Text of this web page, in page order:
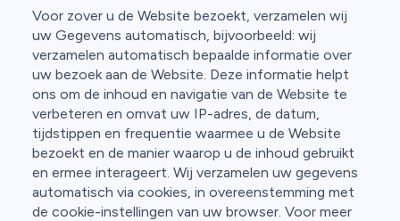
Voor zover u de Website bezoekt, verzamelen wij
uw Gegevens automatisch, bijvoorbeeld: wij
verzamelen automatisch bepaalde informatie over
uw bezoek aan de Website. Deze informatie helpt
ons om de inhoud en navigatie van de Website te
verbeteren en omvat uw IP-adres, de datum,
tijdstippen en frequentie waarmee u de Website
bezoekt en de manier waarop u de inhoud gebruikt
en ermee interageert. Wij verzamelen uw gegevens
automatisch via cookies, in overeenstemming met
de cookie-instellingen van uw browser. Voor meer